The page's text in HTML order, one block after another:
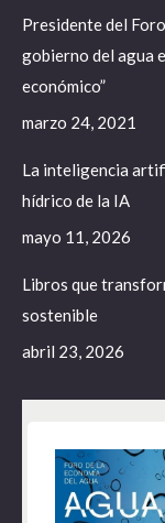
Presidente del
gobierno del agua
económico”
marzo 24, 2021
La inteligencia
hídrico de la IA
mayo 11, 2026
Libros que
sostenible
abril 23, 2026